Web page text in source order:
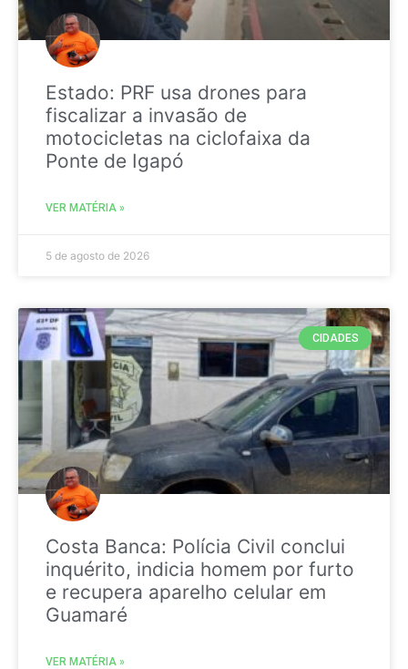
Estado: PRF usa drones para
fiscalizar a invasão de
motocicletas na ciclofaixa da
Ponte de Igapó
VER MATÉRIA »
5 de agosto de 2026
CIDADES
Costa Banca: Polícia Civil conclui
inquérito, indicia homem por furto
e recupera aparelho celular em
Guamaré
VER MATÉRIA »